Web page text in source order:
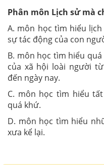
Phân môn Lịch sử mà
A. môn học tìm hiểu
sự tác động của con
B. môn học tìm hiểu
của xã hội loài người
đến ngày nay.
C. môn học tìm hiểu
quá khứ.
D. môn học tìm hiểu
xưa kể lại.